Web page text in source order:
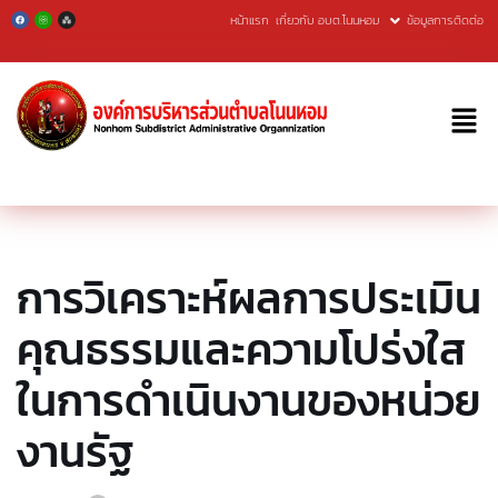
Skip
to
content
หน้าแรก เกี่ยวกับ อบต.โนนหอม ข้อมูลการติดต่อ
การวิเคราะห์ผลการประเมิน
คุณธรรมและความโปร่งใส
ในการดำเนินงานของหน่วย
งานรัฐ